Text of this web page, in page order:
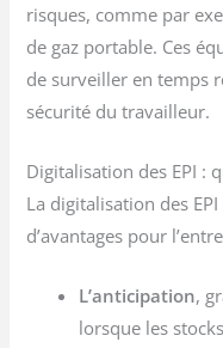
risques, comme par
de gaz portable. Ces
de surveiller en temps
sécurité du travailleur.
Digitalisation des EPI :
La digitalisation des
d’avantages pour
L’anticipation,
lorsque les